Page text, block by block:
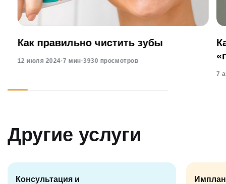
Как правильно чистить зубы
12 июля 2024·7 мин·3930 просмотров
7
Другие услуги
Консультация и